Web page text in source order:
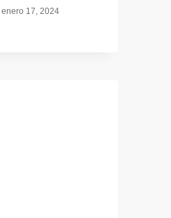
enero 17, 2024